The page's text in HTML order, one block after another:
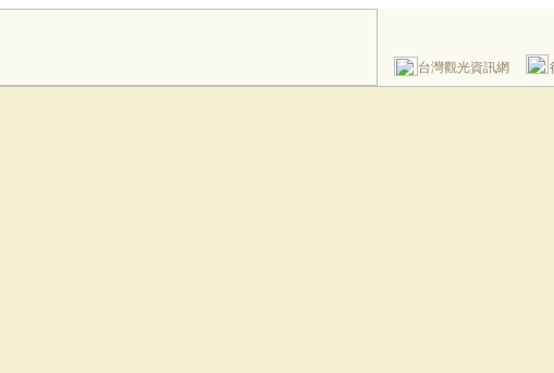
台灣觀光資訊網